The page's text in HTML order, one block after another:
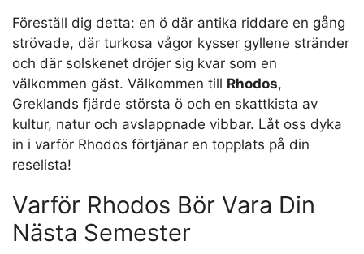
Föreställ dig detta: en ö där antika riddare en gång
strövade, där turkosa vågor kysser gyllene stränder
och där solskenet dröjer sig kvar som en
välkommen gäst. Välkommen till Rhodos,
Greklands fjärde största ö och en skattkista av
kultur, natur och avslappnade vibbar. Låt oss dyka
in i varför Rhodos förtjänar en topplats på din
reselista!
Varför Rhodos Bör Vara Din
Nästa Semester